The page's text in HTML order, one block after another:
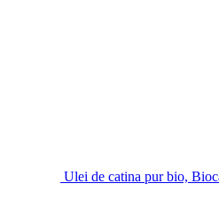
Ulei de catina pur bio,